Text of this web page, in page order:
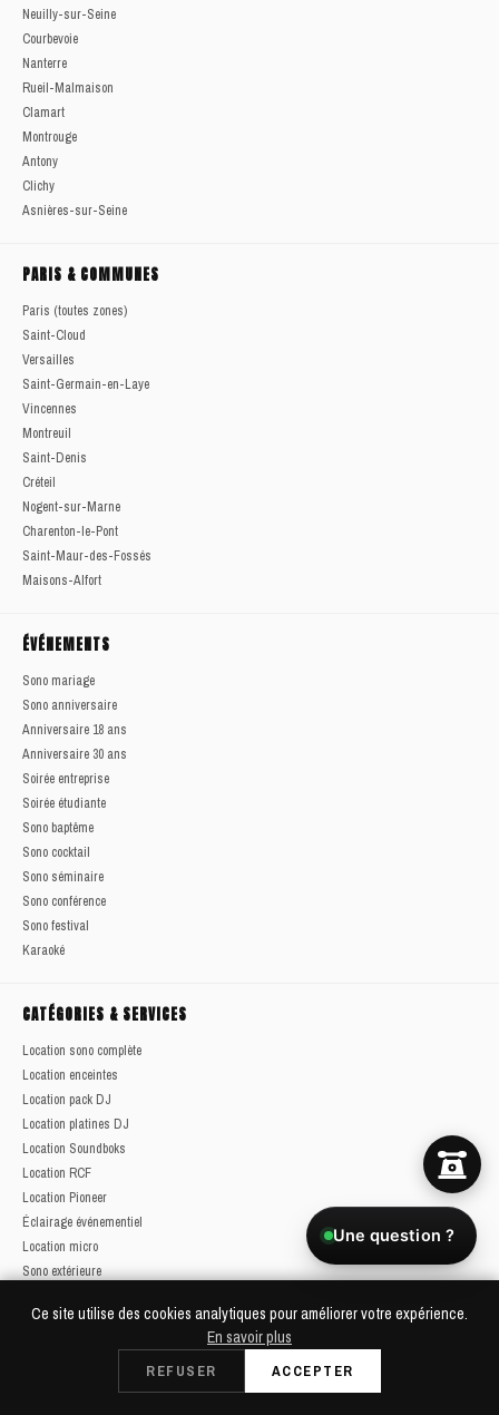
Neuilly-sur-Seine
Courbevoie
Nanterre
Rueil-Malmaison
Clamart
Montrouge
Antony
Clichy
Asnières-sur-Seine
PARIS & COMMUNES
Paris (toutes zones)
Saint-Cloud
Versailles
Saint-Germain-en-Laye
Vincennes
Montreuil
Saint-Denis
Créteil
Nogent-sur-Marne
Charenton-le-Pont
Saint-Maur-des-Fossés
Maisons-Alfort
ÉVÉNEMENTS
Sono mariage
Sono anniversaire
Anniversaire 18 ans
Anniversaire 30 ans
Soirée entreprise
Soirée étudiante
Sono baptême
Sono cocktail
Sono séminaire
Sono conférence
Sono festival
Karaoké
CATÉGORIES & SERVICES
Location sono complète
Location enceintes
Location pack DJ
Location platines DJ
Location Soundboks
Location RCF
Location Pioneer
Éclairage événementiel
Location micro
Sono extérieure
Plan du site complet
© 2026 Soundcall - Tous droits réservés
Ce site utilise des cookies analytiques pour améliorer votre expérience.
En savoir plus
REFUSER ACCEPTER
Une question ?